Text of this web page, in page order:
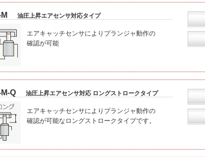
油圧上昇エアセンサ対応タイプ
エアキャッチセンサによりプランジャ動作の
確認が可能
Q 油圧上昇エアセンサ対応 ロングストロークタイプ
エアキャッチセンサによりプランジャ動作の
確認が可能なロングストロークタイプです。